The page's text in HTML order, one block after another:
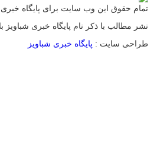
تمام حقوق این وب سایت برای پایگاه
نشر مطالب با ذکر نام پایگاه خبری شباویز
طراحی سایت : پایگاه خبری شباویز